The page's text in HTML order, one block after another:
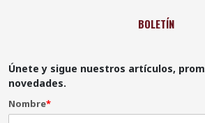
BOLETÍN
Únete y sigue nuestros artículos,
novedades.
Nombre*